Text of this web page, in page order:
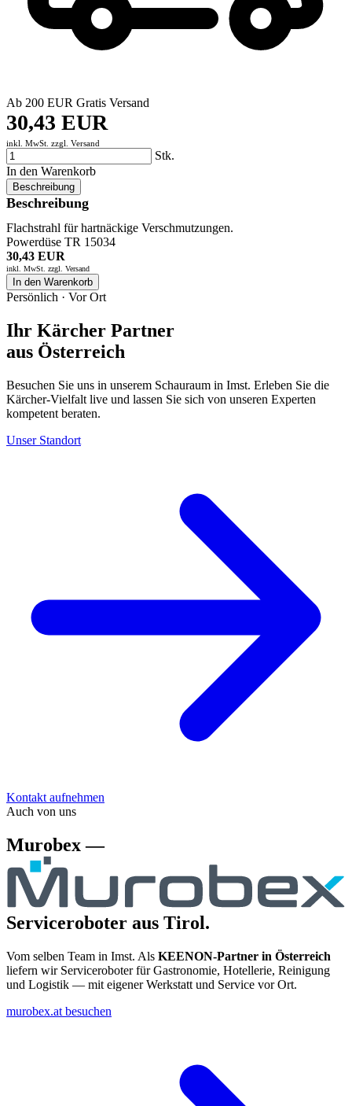
Ab 200 EUR Gratis Versand
30,43 EUR
inkl. MwSt. zzgl. Versand
Stk.
In den Warenkorb
Beschreibung
Beschreibung
Flachstrahl für hartnäckige Verschmutzungen.
Powerdüse TR 15034
30,43 EUR
inkl. MwSt. zzgl. Versand
In den Warenkorb
Persönlich · Vor Ort
Ihr Kärcher Partner
aus Österreich
Besuchen Sie uns in unserem Schauraum in Imst. Erleben Sie die
Kärcher-Vielfalt live und lassen Sie sich von unseren Experten
kompetent beraten.
Unser Standort
Kontakt aufnehmen
Auch von uns
Murobex —
Serviceroboter aus Tirol.
Vom selben Team in Imst. Als KEENON-Partner in Österreich
liefern wir Serviceroboter für Gastronomie, Hotellerie, Reinigung
und Logistik — mit eigener Werkstatt und Service vor Ort.
murobex.at besuchen